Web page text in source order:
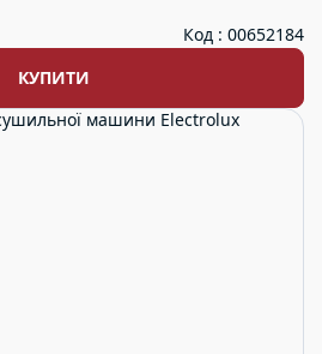
Код : 00652184
КУПИТИ